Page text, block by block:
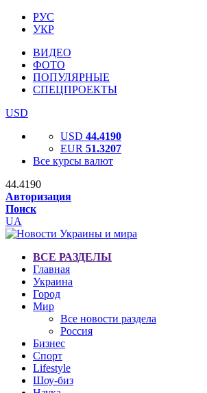
РУС
УКР
ВИДЕО
ФОТО
ПОПУЛЯРНЫЕ
СПЕЦПРОЕКТЫ
USD
USD 44.4190
EUR 51.3207
Все курсы валют
44.4190
Авторизация
Поиск
UA
ВСЕ РАЗДЕЛЫ
Главная
Украина
Город
Мир
Все новости раздела
Россия
Бизнес
Спорт
Lifestyle
Шоу-биз